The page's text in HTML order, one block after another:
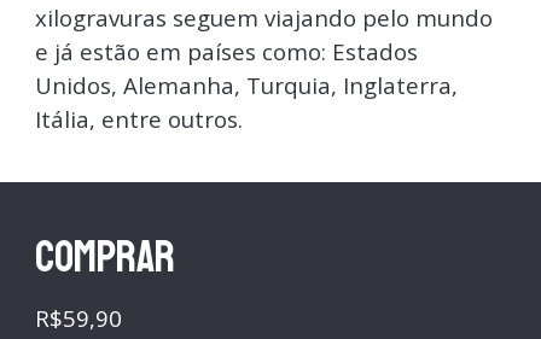
xilogravuras seguem viajando pelo mundo
e já estão em países como: Estados
Unidos, Alemanha, Turquia, Inglaterra,
Itália, entre outros.
COMPRAR
R$59,90